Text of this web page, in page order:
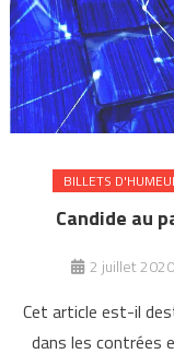
BILLETS
Candide au
2 juillet 2020
Cet article est-il
dans les contrées